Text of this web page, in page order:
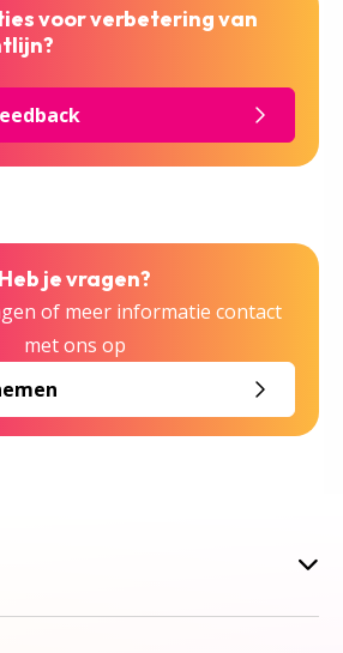
voor verbetering van
Heb je vragen?
of meer informatie contact
met ons op